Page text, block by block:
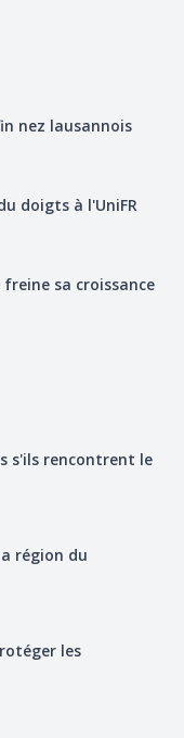
nez lausannois
doigts à l'UniFR
sa croissance
s'ils rencontrent le
région du
les